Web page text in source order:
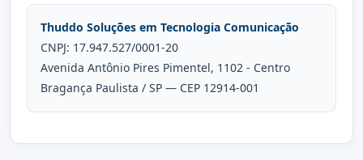
Thuddo Soluções em Tecnologia Comunicação
CNPJ: 17.947.527/0001-20
Avenida Antônio Pires Pimentel, 1102 - Centro
Bragança Paulista / SP — CEP 12914-001